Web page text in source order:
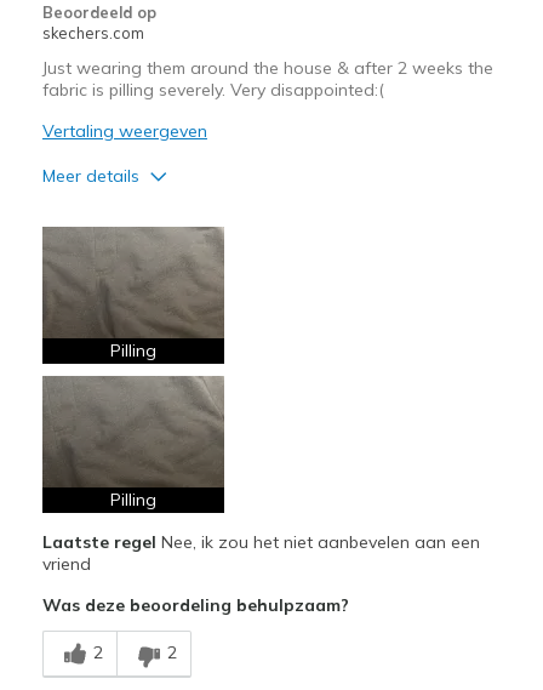
Beoordeeld op
skechers.com
Just wearing them around the house & after 2 weeks the
fabric is pilling severely. Very disappointed:(
Vertaling weergeven
Meer details
Comfortable
Minpunten
Poor Quality
Beste toepassingen
Casual Wear
Width
Feels true to width
Sizing
Pilling
Pilling
Laatste regel Nee, ik zou het niet aanbevelen aan een
vriend
Was deze beoordeling behulpzaam?
2 2